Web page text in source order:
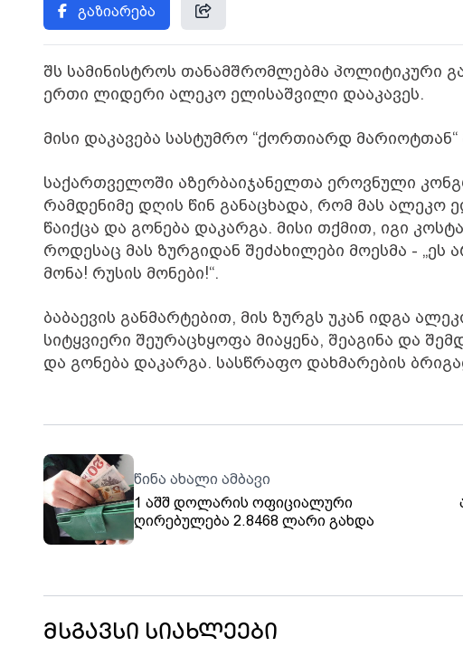
გაზიარება
შს სამინისტროს თანამშრომლებმა პოლიტიკური
ერთი ლიდერი ალეკო ელისაშვილი დააკავეს.
მისი დაკავება სასტუმრო “ქორთიარდ მარიოტთან“
საქართველოში აზერბაიჯანელთა ეროვნული
რამდენიმე დღის წინ განაცხადა, რომ მას ალეკო
წაიქცა და გონება დაკარგა. მისი თქმით, იგი
როდესაც მას ზურგიდან შეძახილები მოესმა - „ეს
მონა! რუსის მონები!“.
ბაბაევის განმარტებით, მის ზურგს უკან იდგა
სიტყვიერი შეურაცხყოფა მიაყენა, შეაგინა და
და გონება დაკარგა. სასწრაფო დახმარების
წინა ახალი ამბავი
1 აშშ დოლარის ოფიციალური
ღირებულება 2.8468 ლარი გახდა
მსგავსი სიახლეები